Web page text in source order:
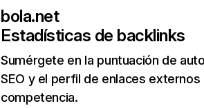
bola.net
Estadísticas de backlinks
Sumérgete en la puntuación de
SEO y el perfil de enlaces externos
competencia.